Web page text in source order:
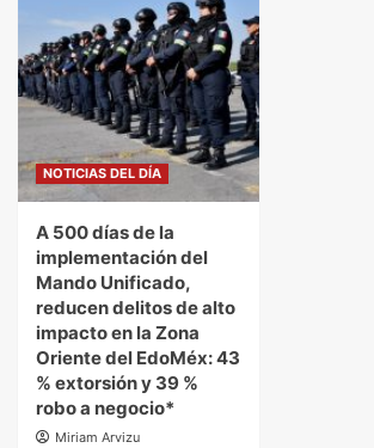
NOTICIAS DEL DÍA
A 500 días de la
implementación del
Mando Unificado,
reducen delitos de alto
impacto en la Zona
Oriente del EdoMéx: 43
% extorsión y 39 %
robo a negocio*
Miriam Arvizu